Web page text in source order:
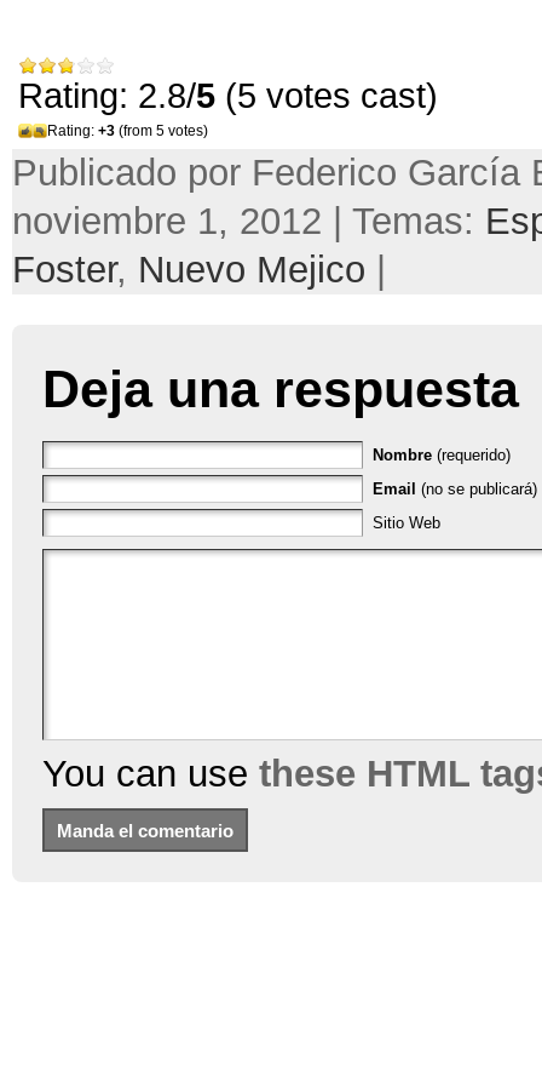
Rating: 2.8/5 (5 votes cast)
Rating: +3 (from 5 votes)
Publicado por Federico García
noviembre 1, 2012 | Temas:
Foster, Nuevo Mejico
Deja una respuesta
Nombre (requerido)
Email (no se publicará)
Sitio Web
You can use these HTML